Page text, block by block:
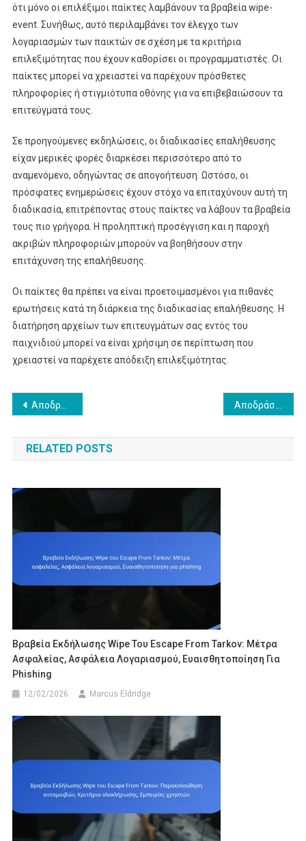
ότι μόνο οι επιλέξιμοι παίκτες λαμβάνουν τα βραβεία wipe-
event. Συνήθως, αυτό περιλαμβάνει τον έλεγχο των
λογαριασμών των παικτών σε σχέση με τα κριτήρια
επιλεξιμότητας που έχουν καθορίσει οι προγραμματιστές. Οι
παίκτες μπορεί να χρειαστεί να παρέχουν πρόσθετες
πληροφορίες ή στιγμιότυπα οθόνης για να επιβεβαιώσουν τα
επιτεύγματά τους.
Σε προηγούμενες εκδηλώσεις, οι διαδικασίες επαλήθευσης
είχαν μερικές φορές διαρκέσει περισσότερο από το
αναμενόμενο, οδηγώντας σε απογοήτευση. Ωστόσο, οι
πρόσφατες ενημερώσεις έχουν στόχο να επιταχύνουν αυτή τη
διαδικασία, επιτρέποντας στους παίκτες να λάβουν τα βραβεία
τους πιο γρήγορα. Η προληπτική προσέγγιση και η παροχή
ακριβών πληροφοριών μπορούν να βοηθήσουν στην
επιτάχυνση της επαλήθευσης.
Οι παίκτες θα πρέπει να είναι προετοιμασμένοι για πιθανές
ερωτήσεις κατά τη διάρκεια της διαδικασίας επαλήθευσης. Η
διατήρηση αρχείων των επιτευγμάτων σας εντός του
παιχνιδιού μπορεί να είναι χρήσιμη σε περίπτωση που
χρειαστεί να παρέχετε απόδειξη επιλεξιμότητας.
Post
navigation
Αποδράστε από το Tarkov Twitch Drops: Κατανομή επιβραβεύσεων, Χρονοδιάγραμμα, Επαλήθευση λογαριασμού Αποδράστε από το Tarkov Twitch Drops: Συμμετέχοντες streamers, Απαιτήσεις θεατών, Διαδικασία διεκδίκησης
RELATED POSTS
Βραβεία Εκδήλωσης Wipe Του Escape From Tarkov: Μέτρα
Ασφαλείας, Ασφάλεια Λογαριασμού, Ευαισθητοποίηση Για
Phishing
12/02/2026 Marcus Eldridge